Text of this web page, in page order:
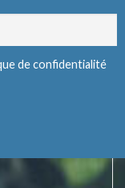
de confidentialité